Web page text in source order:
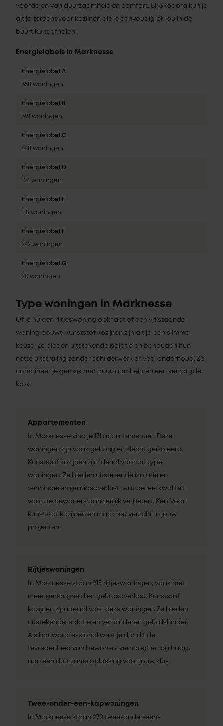
voordelen van duurzaamheid en comfort. Bij Skodora kun je
altijd terecht voor kozijnen die je eenvoudig bij jou in de
buurt kunt afhalen.
Energielabels in Marknesse
Energielabel A
358 woningen
Energielabel B
391 woningen
Energielabel C
448 woningen
Energielabel D
124 woningen
Energielabel E
118 woningen
Energielabel F
242 woningen
Energielabel G
20 woningen
Type woningen in Marknesse
Of je nu een rijtjeswoning opknapt of een vrijstaande
woning bouwt, kunststof kozijnen zijn altijd een slimme
keuze. Ze bieden uitstekende isolatie en behouden hun
nette uitstraling zonder schilderwerk of veel onderhoud. Zo
combineer je gemak met duurzaamheid en een verzorgde
look.
Appartementen
In Marknesse vind je 171 appartementen. Deze
woningen zijn vaak gehorig en slecht geïsoleerd.
Kunststof kozijnen zijn ideaal voor dit type
woningen. Ze bieden uitstekende isolatie en
verminderen geluidsoverlast, wat de leefkwaliteit
voor de bewoners aanzienlijk verbetert. Kies voor
kunststof kozijnen en maak het verschil in jouw
projecten.
Rijtjeswoningen
In Marknesse staan 915 rijtjeswoningen, vaak met
meer gehorigheid en geluidsoverlast. Kunststof
kozijnen zijn ideaal voor deze woningen. Ze bieden
uitstekende isolatie en verminderen geluidshinder.
Als bouwprofessional weet je dat dit de
tevredenheid van bewoners verhoogt en bijdraagt
aan een duurzame oplossing voor jouw klus.
Twee-onder-een-kapwoningen
In Marknesse staan 270 twee-onder-een-